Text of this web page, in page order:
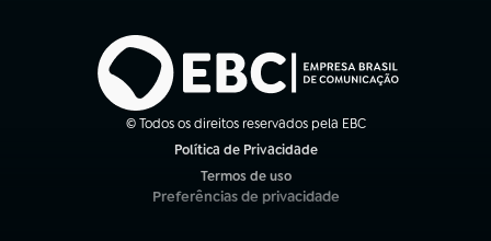
© Todos os direitos reservados pela EBC
Política de Privacidade
Termos de uso
(abre em nova aba)
Preferências de privacidade